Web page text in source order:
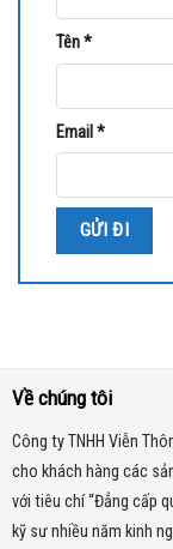
Tên*
Email *
Về chúng tôi
Công ty TNHH Viễn
cho khách hàng các
với tiêu chí “Đẳng cấp
kỹ sư nhiều năm kinh